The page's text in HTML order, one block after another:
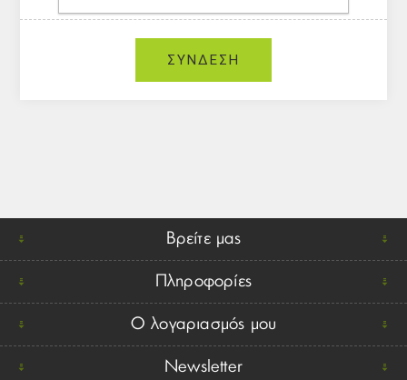
Βρείτε μας
Πληροφορίες
Ο λογαριασμός μου
Newsletter